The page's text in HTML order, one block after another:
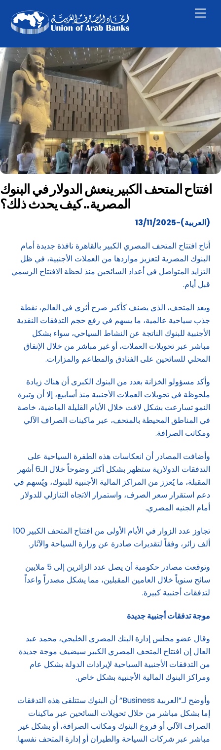
content
افتتاح المتحف الكبير ينعش الدولار في البنوك
المصرية.. كيف يحدث ذلك؟
(العربية)-13/11/2025
أتاح افتتاح المتحف المصري الكبير بالقاهرة نافذة جديدة أمام
البنوك المصرية لتعزيز مواردها من العملات الأجنبية، في ظل
التزايد المتواصل في أعداد السائحين منذ لحظة الافتتاح الرسمي
قبل أيام.
ويعد المتحف، الذي يصنف كأكبر صرح أثري في العالم، نقطة
جذب سياحية عالمية، ما يسهم في رفع حجم التدفقات النقدية
الأجنبية للبنوك الناتجة عن النشاط السياحي، سواء بشكل
مباشر عبر تحويلات العملات، أو غير مباشر من خلال الإنفاق
المحلي للسائحين على الفنادق والمطاعم والمزارات.
وأكد مسؤولو الخزانة بعدد من البنوك الكبرى أن هناك زيادة
ملحوظة في تحويلات العملات الأجنبية منذ أسابيع، إلا أن وتيرة
النمو تسارعت بشكل لافت خلال الأيام القليلة الماضية، خاصة
في المناطق المحيطة بالمتحف، عبر ماكينات الصراف الآلي
ومكاتب الصرافة.
وأضافت المصادر أن انعكاسات هذه الطفرة السياحية على
التدفقات الدولارية ستظهر بشكل أكثر وضوحاً خلال الـ6 أشهر
المقبلة، ما يُعزز من المراكز المالية الأجنبية للبنوك، ويُسهم في
دعم استقرار سعر الصرف، واستمرار الاتجاه التنازلي للدولار
أمام الجنيه المصري.
تجاوز عدد الزوار في الأيام الأولى من افتتاح المتحف الكبير 100
ألف زائر، وفقاً لتقديرات صادرة عن وزارة السياحة والآثار.
وتوقعت مصادر حكومية أن يصل عدد الزائرين إلى 5 ملايين
سائح سنوياً خلال العامين المقبلين، مما يشكل مصدراً واعداً
لتدفقات أجنبية كبيرة.
موجة تدفقات أجنبية جديدة
وقال عضو مجلس إدارة البنك المصري الخليجي، محمد عبد
العال إن افتتاح المتحف المصري الكبير سيضيف موجة جديدة
من التدفقات الأجنبية السياحية لإيرادات الدولة بشكل عام
ومراكز البنوك المالية الأجنبية بشكل خاص.
وأوضح لـ”العربية Business” أن البنوك ستتلقى هذه التدفقات
إما بشكل مباشر من خلال تحويلات السائحين عبر ماكينات
الصراف الآلي أو فروع البنوك ومكاتب الصرافة، أو بشكل غير
مباشر عبر شركات السياحة والطيران أو إدارة المتحف نفسها.